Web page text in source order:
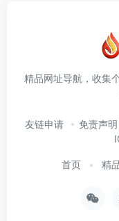
精品网址导航，收集
友链申请 免责声明
首页 精